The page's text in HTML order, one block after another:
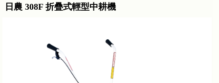
日農 308F 折疊式輕型中耕機